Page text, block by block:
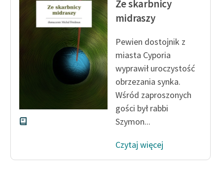
Ręce pełne poezji
Kolekcje edukacyjne
twórców przechodzących
do domeny publicznej,
lektur szkolnych oraz
Starego Testamentu
Szkoła Poezji Wolnych
Lektur
Ze skarbnicy
midraszy
Pewien dostojnik z
miasta Cyporia
wyprawił uroczystość
obrzezania synka.
Wśród zaproszonych
gości był rabbi
Szymon...
Czytaj więcej